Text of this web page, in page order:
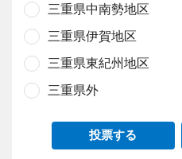
三重県中南勢地区
三重県伊賀地区
三重県東紀州地区
三重県外
投票する